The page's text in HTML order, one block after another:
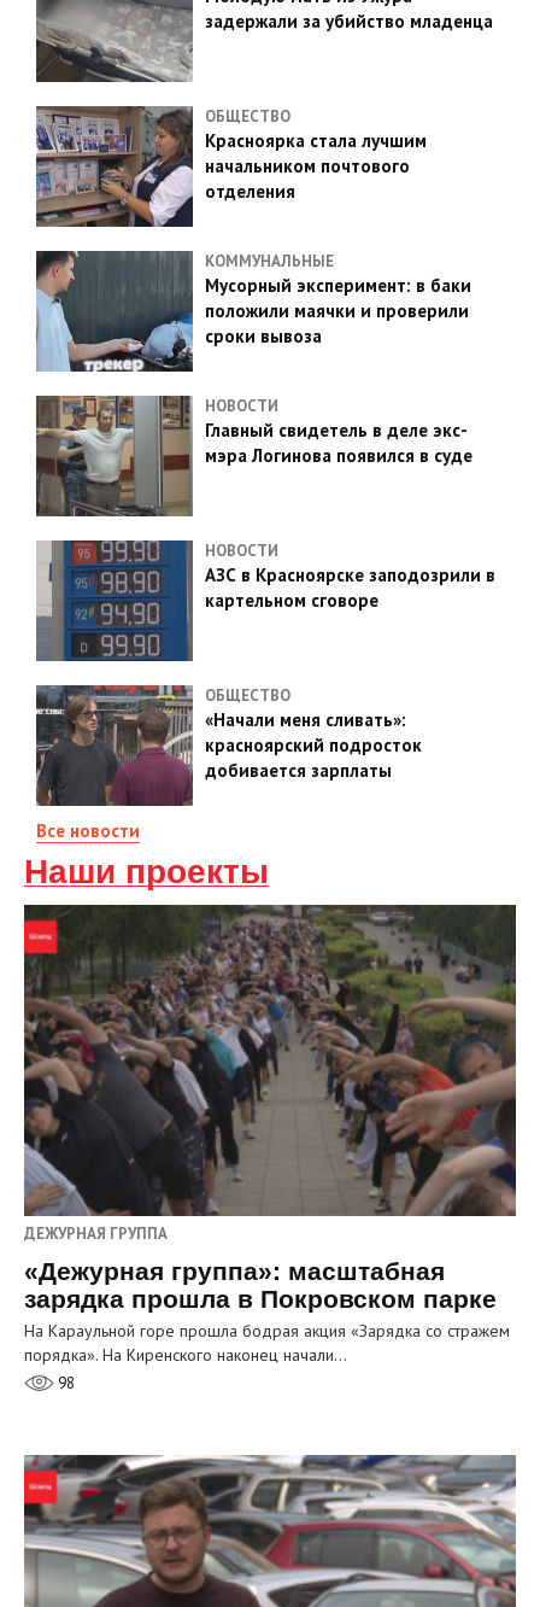
задержали за убийство младенца
ОБЩЕСТВО
Красноярка стала лучшим
начальником почтового
отделения
КОММУНАЛЬНЫЕ
Мусорный эксперимент: в баки
положили маячки и проверили
сроки вывоза
НОВОСТИ
Главный свидетель в деле экс-
мэра Логинова появился в суде
НОВОСТИ
АЗС в Красноярске заподозрили в
картельном сговоре
ОБЩЕСТВО
«Начали меня сливать»:
красноярский подросток
добивается зарплаты
Все новости
Наши проекты
ДЕЖУРНАЯ ГРУППА
«Дежурная группа»: масштабная
зарядка прошла в Покровском парке
На Караульной горе прошла бодрая акция «Зарядка со стражем
порядка». На Киренского наконец начали…
98